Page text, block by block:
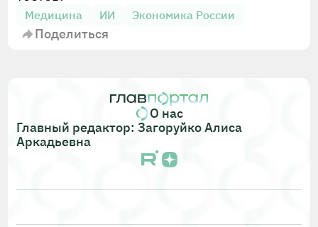
Медицина ИИ Экономика России
Поделиться
О нас
Главный редактор: Загоруйко Алиса
Аркадьевна